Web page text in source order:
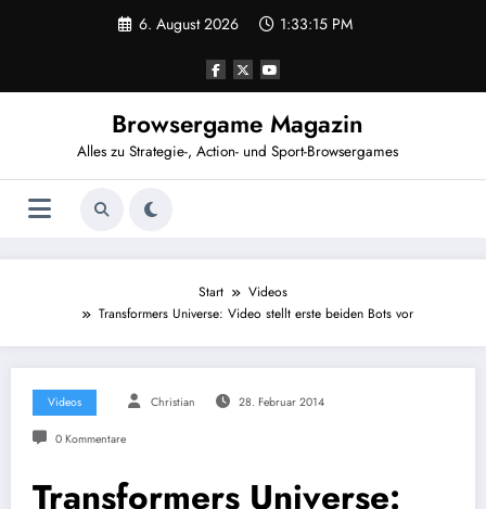
6. August 2026 1:33:15 PM
Browsergame Magazin
Alles zu Strategie-, Action- und Sport-Browsergames
Start
Videos
Transformers Universe: Video stellt erste beiden Bots vor
Videos Christian 28. Februar 2014
0 Kommentare
Transformers Universe: